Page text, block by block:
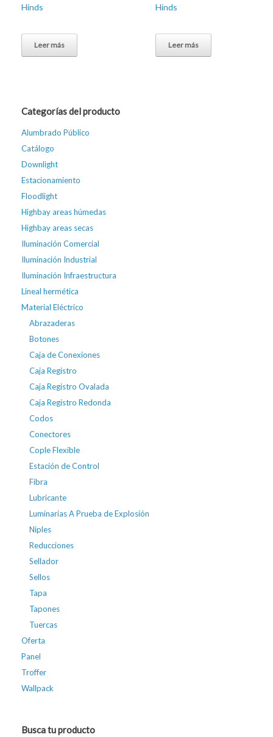
Hinds
Leer más
Hinds
Leer más
Categorías del producto
Alumbrado Público
Catálogo
Downlight
Estacionamiento
Floodlight
Highbay areas húmedas
Highbay areas secas
Iluminación Comercial
Iluminación Industrial
Iluminación Infraestructura
Lineal hermética
Material Eléctrico
Abrazaderas
Botones
Caja de Conexiones
Caja Registro
Caja Registro Ovalada
Caja Registro Redonda
Codos
Conectores
Cople Flexible
Estación de Control
Fibra
Lubricante
Luminarias A Prueba de Explosión
Niples
Reducciones
Sellador
Sellos
Tapa
Tapones
Tuercas
Oferta
Panel
Troffer
Wallpack
Busca tu producto